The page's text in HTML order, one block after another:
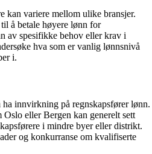
kan variere mellom ulike bransjer.
å betale høyere lønn for
av spesifikke behov eller krav i
hva som er vanlig lønnsnivå
i.
innvirkning på regnskapsfører lønn.
eller Bergen kan generelt sett
i mindre byer eller distrikt.
og konkurranse om kvalifiserte